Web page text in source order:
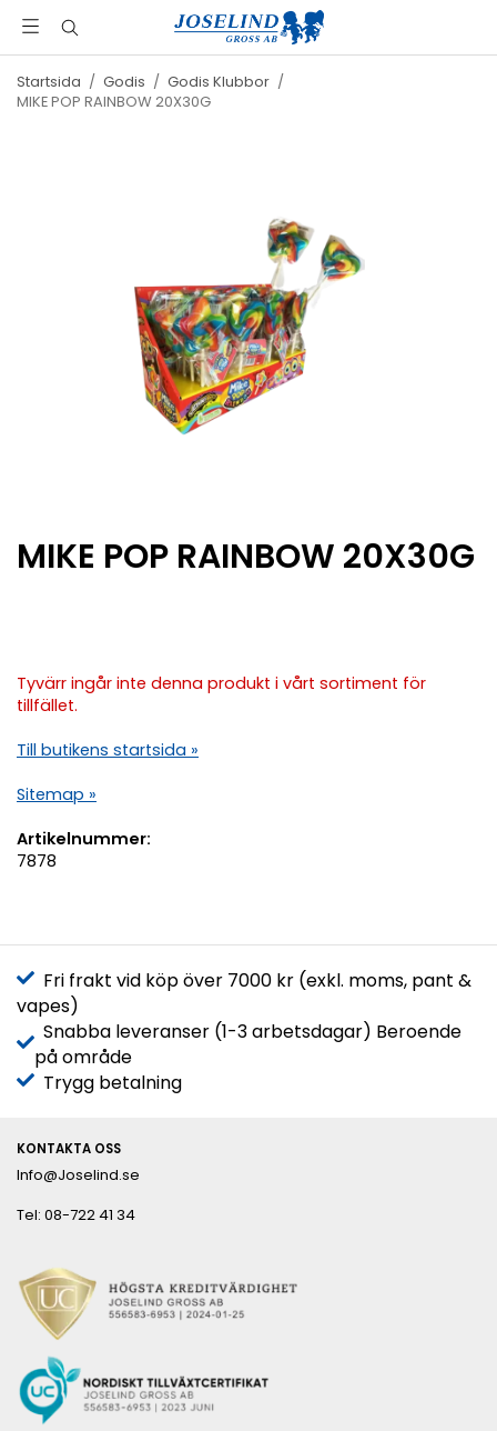
Startsida / Godis / Godis Klubbor /
MIKE POP RAINBOW 20X30G
MIKE POP RAINBOW 20X30G
Tyvärr ingår inte denna produkt i vårt sortiment för
tillfället.
Till butikens startsida »
Sitemap »
Artikelnummer:
7878
Fri frakt vid köp över 7000 kr (exkl. moms, pant &
vapes)
Snabba leveranser (1-3 arbetsdagar) Beroende
på område
Trygg betalning
KONTAKTA OSS
Info@Joselind.se
Tel: 08-722 41 34